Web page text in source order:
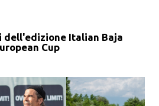
dell'edizione Italian Baja
Cup